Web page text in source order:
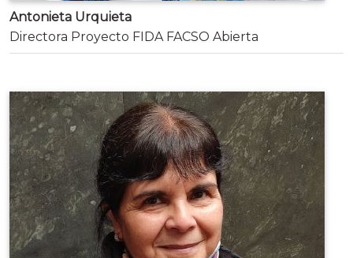
Antonieta Urquieta
Directora Proyecto FIDA FACSO Abierta